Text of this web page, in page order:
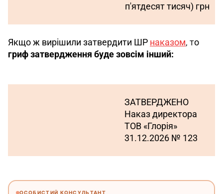
п'ятдесят тисяч) грн
Якщо ж вирішили затвердити ШР наказом, то
гриф затвердження буде зовсім інший:
ЗАТВЕРДЖЕНО
Наказ директора
ТОВ «Глорія»
31.12.2026 № 123